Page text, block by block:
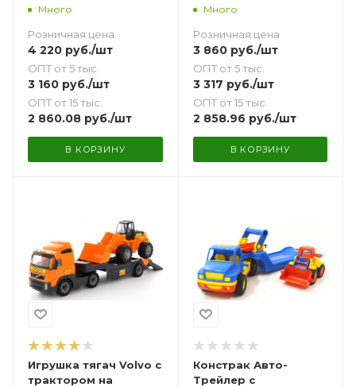
конструктором в
Много
Розничная цена
4 220 руб./шт
ОПТ от 5 тыс.
3 160 руб./шт
ОПТ от 15 тыс.
2 860.08 руб./шт
В КОРЗИНУ
Много
Розничная цена
3 860руб./шт
ОПТ от 5 тыс.
3 317 руб./шт
ОПТ от 15 тыс.
2 858.96 руб./шт
В КОРЗИНУ
Игрушка тягач Volvo с
трактором на
Констрак Авто-
Трейлер с